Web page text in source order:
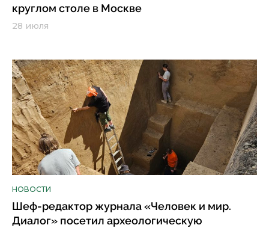
круглом столе в Москве
28 июля
НОВОСТИ
Шеф-редактор журнала «Человек и мир.
Диалог» посетил археологическую